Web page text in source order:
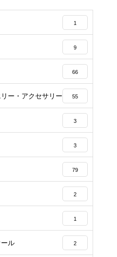
1
9
66
ー・アクセサリー 55
3
3
79
2
1
ル 2